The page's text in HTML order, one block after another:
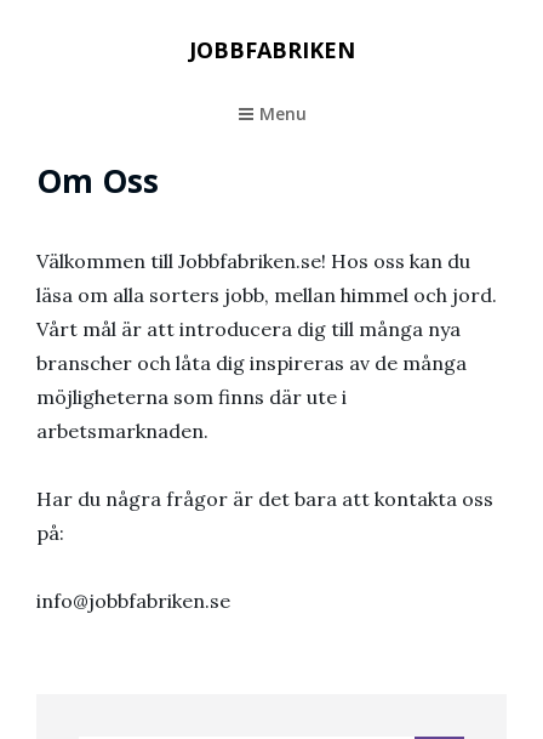
JOBBFABRIKEN
Menu
Om Oss
Välkommen till Jobbfabriken.se! Hos oss kan du
läsa om alla sorters jobb, mellan himmel och jord.
Vårt mål är att introducera dig till många nya
branscher och låta dig inspireras av de många
möjligheterna som finns där ute i
arbetsmarknaden.
Har du några frågor är det bara att kontakta oss
på:
info@jobbfabriken.se